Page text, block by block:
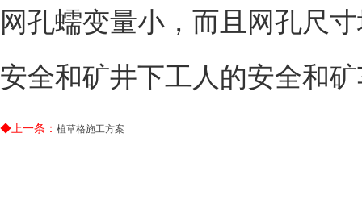
网孔蠕变量小，而且网孔尺
安全和矿井下工人的安全和
◆上一条： 植草格施工方案